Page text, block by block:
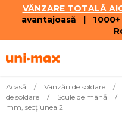
VÂNZARE TOTALĂ
avantajoasă | 1
la
Acasă / Vânzări de soldare /
de soldare
/ Scule de mână /
mm, secțiunea 2